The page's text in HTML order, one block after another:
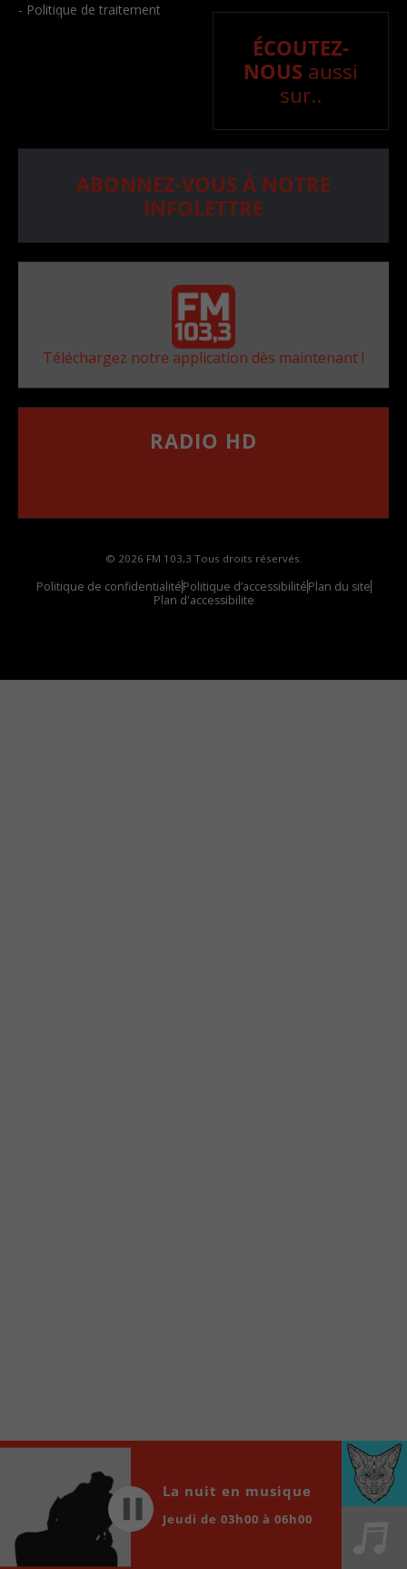
- Politique de traitement
ÉCOUTEZ-
NOUS aussi
sur..
ABONNEZ-VOUS À NOTRE
INFOLETTRE
Téléchargez notre application dès maintenant !
RADIO HD
© 2026 FM 103,3 Tous droits réservés.
Politique de confidentialitéPolitique d’accessibilitéPlan du site
Plan d'accessibilite
locale vous sont maintenant accessibles en un clic!
Player
00:00 00:00
La nuit en musique
Jeudi de 03h00 à 06h00